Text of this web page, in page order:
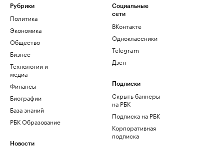
Рубрики
Политика
Экономика
Общество
Бизнес
Технологии и
медиа
Финансы
Биографии
База знаний
РБК Образование
Новости
Социальные
сети
ВКонтакте
Одноклассники
Telegram
Дзен
Подписки
Скрыть баннеры
на РБК
Подписка на РБК
Корпоративная
подписка